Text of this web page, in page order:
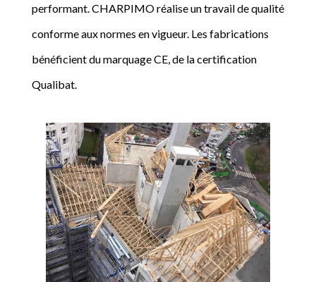
performant. CHARPIMO réalise un travail de qualité
conforme aux normes en vigueur. Les fabrications
bénéficient du marquage CE, de la certification
Qualibat.